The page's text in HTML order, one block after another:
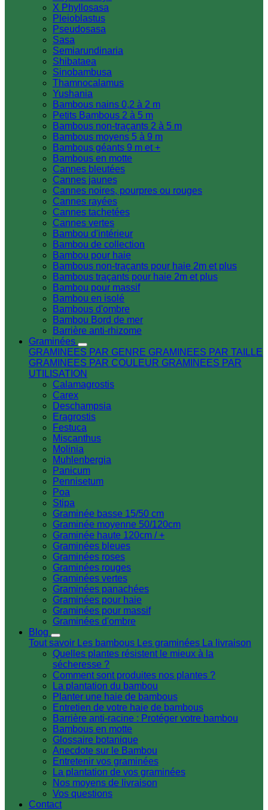
X Phyllosasa
Pleioblastus
Pseudosasa
Sasa
Semiarundinaria
Shibataea
Sinobambusa
Thamnocalamus
Yushania
Bambous nains 0,2 à 2 m
Petits Bambous 2 à 5 m
Bambous non-traçants 2 à 5 m
Bambous moyens 5 à 9 m
Bambous géants 9 m et +
Bambous en motte
Cannes bleutées
Cannes jaunes
Cannes noires, pourpres ou rouges
Cannes rayées
Cannes tachetées
Cannes vertes
Bambou d'intérieur
Bambou de collection
Bambou pour haie
Bambous non-traçants pour haie 2m et plus
Bambous traçants pour haie 2m et plus
Bambou pour massif
Bambou en isolé
Bambous d'ombre
Bambou Bord de mer
Barrière anti-rhizome
Graminées
GRAMINEES PAR GENRE GRAMINEES PAR TAILLE
GRAMINEES PAR COULEUR GRAMINEES PAR
UTILISATION
Calamagrostis
Carex
Deschampsia
Eragrostis
Festuca
Miscanthus
Molinia
Muhlenbergia
Panicum
Pennisetum
Poa
Stipa
Graminée basse 15/50 cm
Graminée moyenne 50/120cm
Graminée haute 120cm / +
Graminées bleues
Graminées roses
Graminées rouges
Graminées vertes
Graminées panachées
Graminées pour haie
Graminées pour massif
Graminées d'ombre
Blog
Tout savoir Les bambous Les graminées La livraison
Quelles plantes résistent le mieux à la
sécheresse ?
Comment sont produites nos plantes ?
La plantation du bambou
Planter une haie de bambous
Entretien de votre haie de bambous
Barrière anti-racine : Protéger votre bambou
Bambous en motte
Glossaire botanique
Anecdote sur le Bambou
Entretenir vos graminées
La plantation de vos graminées
Nos moyens de livraison
Vos questions
Contact